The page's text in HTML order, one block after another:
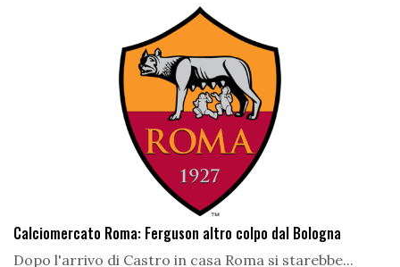
Calciomercato Roma: Ferguson altro colpo dal Bologna
Dopo l'arrivo di Castro in casa Roma si starebbe...